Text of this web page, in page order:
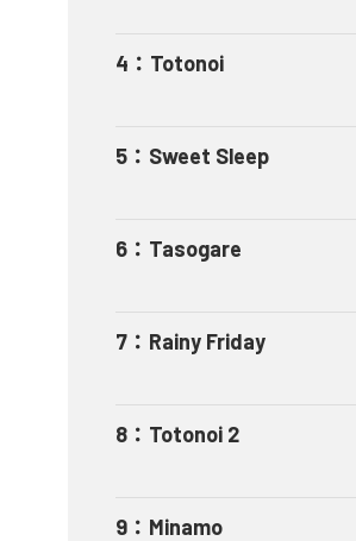
4 ： Totonoi
5 ： Sweet Sleep
6 ： Tasogare
7 ： Rainy Friday
8 ： Totonoi 2
9 ： Minamo